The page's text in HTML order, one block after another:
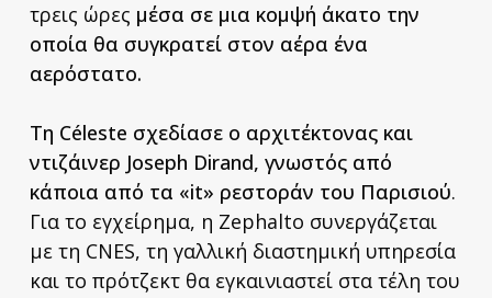
τρεις ώρες μέσα σε μια κομψή άκατο την
οποία θα συγκρατεί στον αέρα ένα
αερόστατο.
Τη Céleste σχεδίασε ο αρχιτέκτονας και
ντιζάινερ Joseph Dirand, γνωστός από
κάποια από τα «it» ρεστοράν του Παρισιού.
Για το εγχείρημα, η Zephalto συνεργάζεται
με τη CNES, τη γαλλική διαστημική υπηρεσία
και το πρότζεκτ θα εγκαινιαστεί στα τέλη του